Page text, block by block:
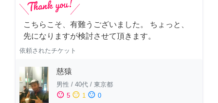
こちらこそ、有難うございました。 ちょっと、
先になりますが検討させて頂きます。
依頼されたチケット
慈猿
男性 / 40代 / 東京都
sentiment_satisfied 5 sentiment_neutral 1 sentiment_dissatisfied 0